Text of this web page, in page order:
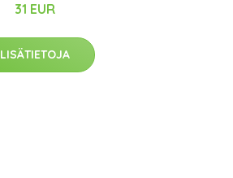
31 EUR
LISÄTIETOJA